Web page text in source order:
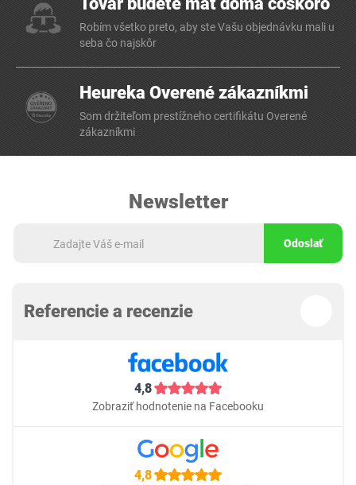
Robím všetko preto, aby ste Vašu objednávku mali u
seba čo najskôr
Heureka Overené zákazníkmi
Som držiteľom prestížneho certifikátu Overené
zákazníkmi
Newsletter
Odoslať
Referencie a recenzie
4,8
Zobraziť hodnotenie na Facebooku
4,8